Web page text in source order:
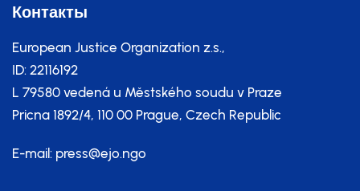
Контакты
European Justice Organization z.s.,
ID: 22116192
L 79580 vedená u Městského soudu v Praze
Pricna 1892/4, 110 00 Prague, Czech Republic
E-mail: press@ejo.ngo